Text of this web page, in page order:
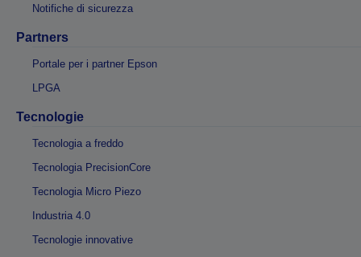
Notifiche di sicurezza
Partners
Portale per i partner Epson
LPGA
Tecnologie
Tecnologia a freddo
Tecnologia PrecisionCore
Tecnologia Micro Piezo
Industria 4.0
Tecnologie innovative